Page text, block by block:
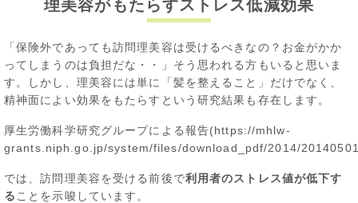
理美容がもたらすストレス低減効果
「保険外であっても訪問理美容は受けるべきなの？お金がかか
ってしまうのは負担だな・・」そう思われる方もいると思いま
す。しかし、理美容には単に「髪を整えること」だけでなく、
精神面によい効果をもたらすという研究結果も存在します。
厚生労働科学研究グループによる報告(https://mhlw-
grants.niph.go.jp/system/files/download_pdf/2014/
では、訪問理美容を受ける前後で利用者のストレス値が低下す
る ことを示唆しています。